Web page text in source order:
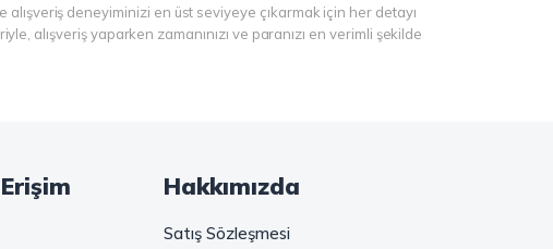
deneyiminizi en üst seviyeye çıkarmak için her detayı
alışveriş yaparken zamanınızı ve paranızı en verimli şekilde
gibi seçenekler de sizleri bekliyor. Sıcak çikolata ve kahve
bekliyor. Haydi, kahve tutkusunu yeniden keşfedin ve kahve
Erişim Hakkımızda
Satış Sözleşmesi